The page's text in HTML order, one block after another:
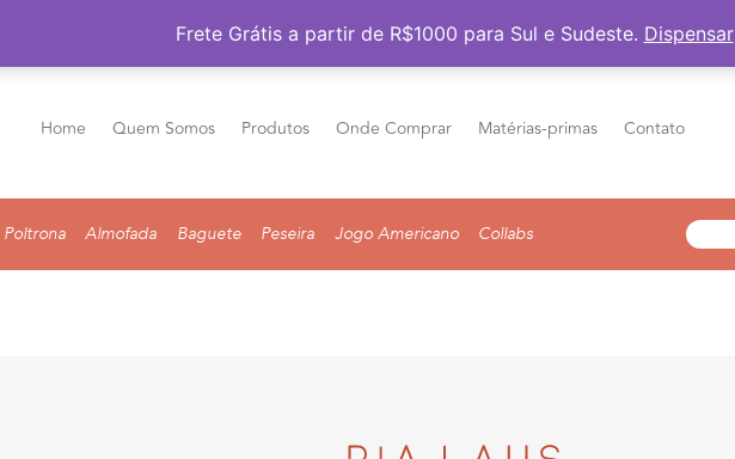
Frete Grátis a partir de R$1000 para Sul e Sudeste
Home Quem Somos Produtos Onde Comprar Matérias-primas Contato
Almofada Baguete Peseira Jogo Americano Collabs
Frete Grátis a partir de R$1000 para Sul e Sudeste. Dispensar